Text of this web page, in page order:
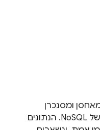
נתונים עם מסד הנתונים בענן של NoSQL. הנתונים